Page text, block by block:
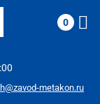
metakon.ru
0